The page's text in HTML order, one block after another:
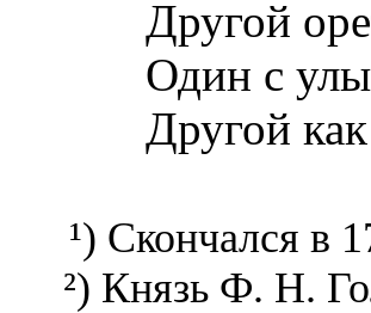
Другой
Один с
Другой
¹) Скончался в
²) Князь Ф. Н.